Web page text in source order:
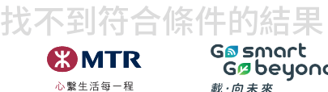
找不到符合條件的結果